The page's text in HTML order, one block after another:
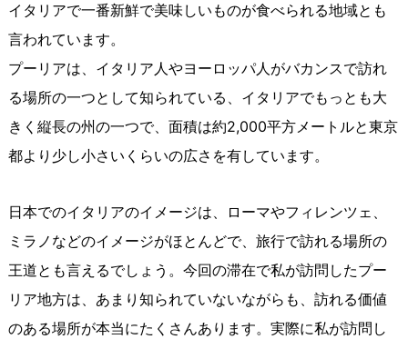
イタリアで一番新鮮で美味しいものが食べられる地域とも
言われています。
プーリアは、イタリア人やヨーロッパ人がバカンスで訪れ
る場所の一つとして知られている、イタリアでもっとも大
きく縦長の州の一つで、面積は約2,000平方メートルと東京
都より少し小さいくらいの広さを有しています。
日本でのイタリアのイメージは、ローマやフィレンツェ、
ミラノなどのイメージがほとんどで、旅行で訪れる場所の
王道とも言えるでしょう。今回の滞在で私が訪問したプー
リア地方は、あまり知られていないながらも、訪れる価値
のある場所が本当にたくさんあります。実際に私が訪問し